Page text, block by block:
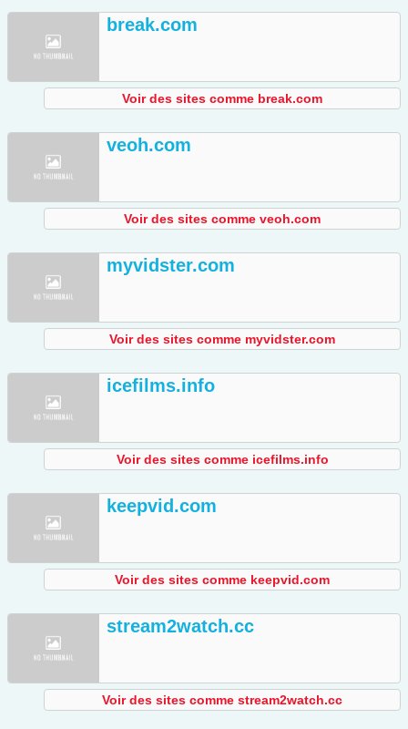
break.com
Voir des sites comme break.com
veoh.com
Voir des sites comme veoh.com
myvidster.com
Voir des sites comme myvidster.com
icefilms.info
Voir des sites comme icefilms.info
keepvid.com
Voir des sites comme keepvid.com
stream2watch.cc
Voir des sites comme stream2watch.cc